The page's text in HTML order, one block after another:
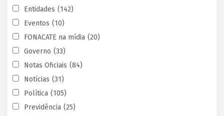
Entidades (142)
Eventos (10)
FONACATE na mídia (20)
Governo (33)
Notas Oficiais (84)
Notícias (31)
Política (105)
Previdência (25)